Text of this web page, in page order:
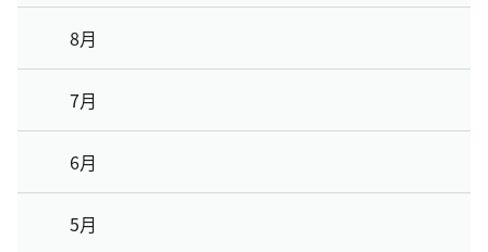
8月
7月
6月
5月